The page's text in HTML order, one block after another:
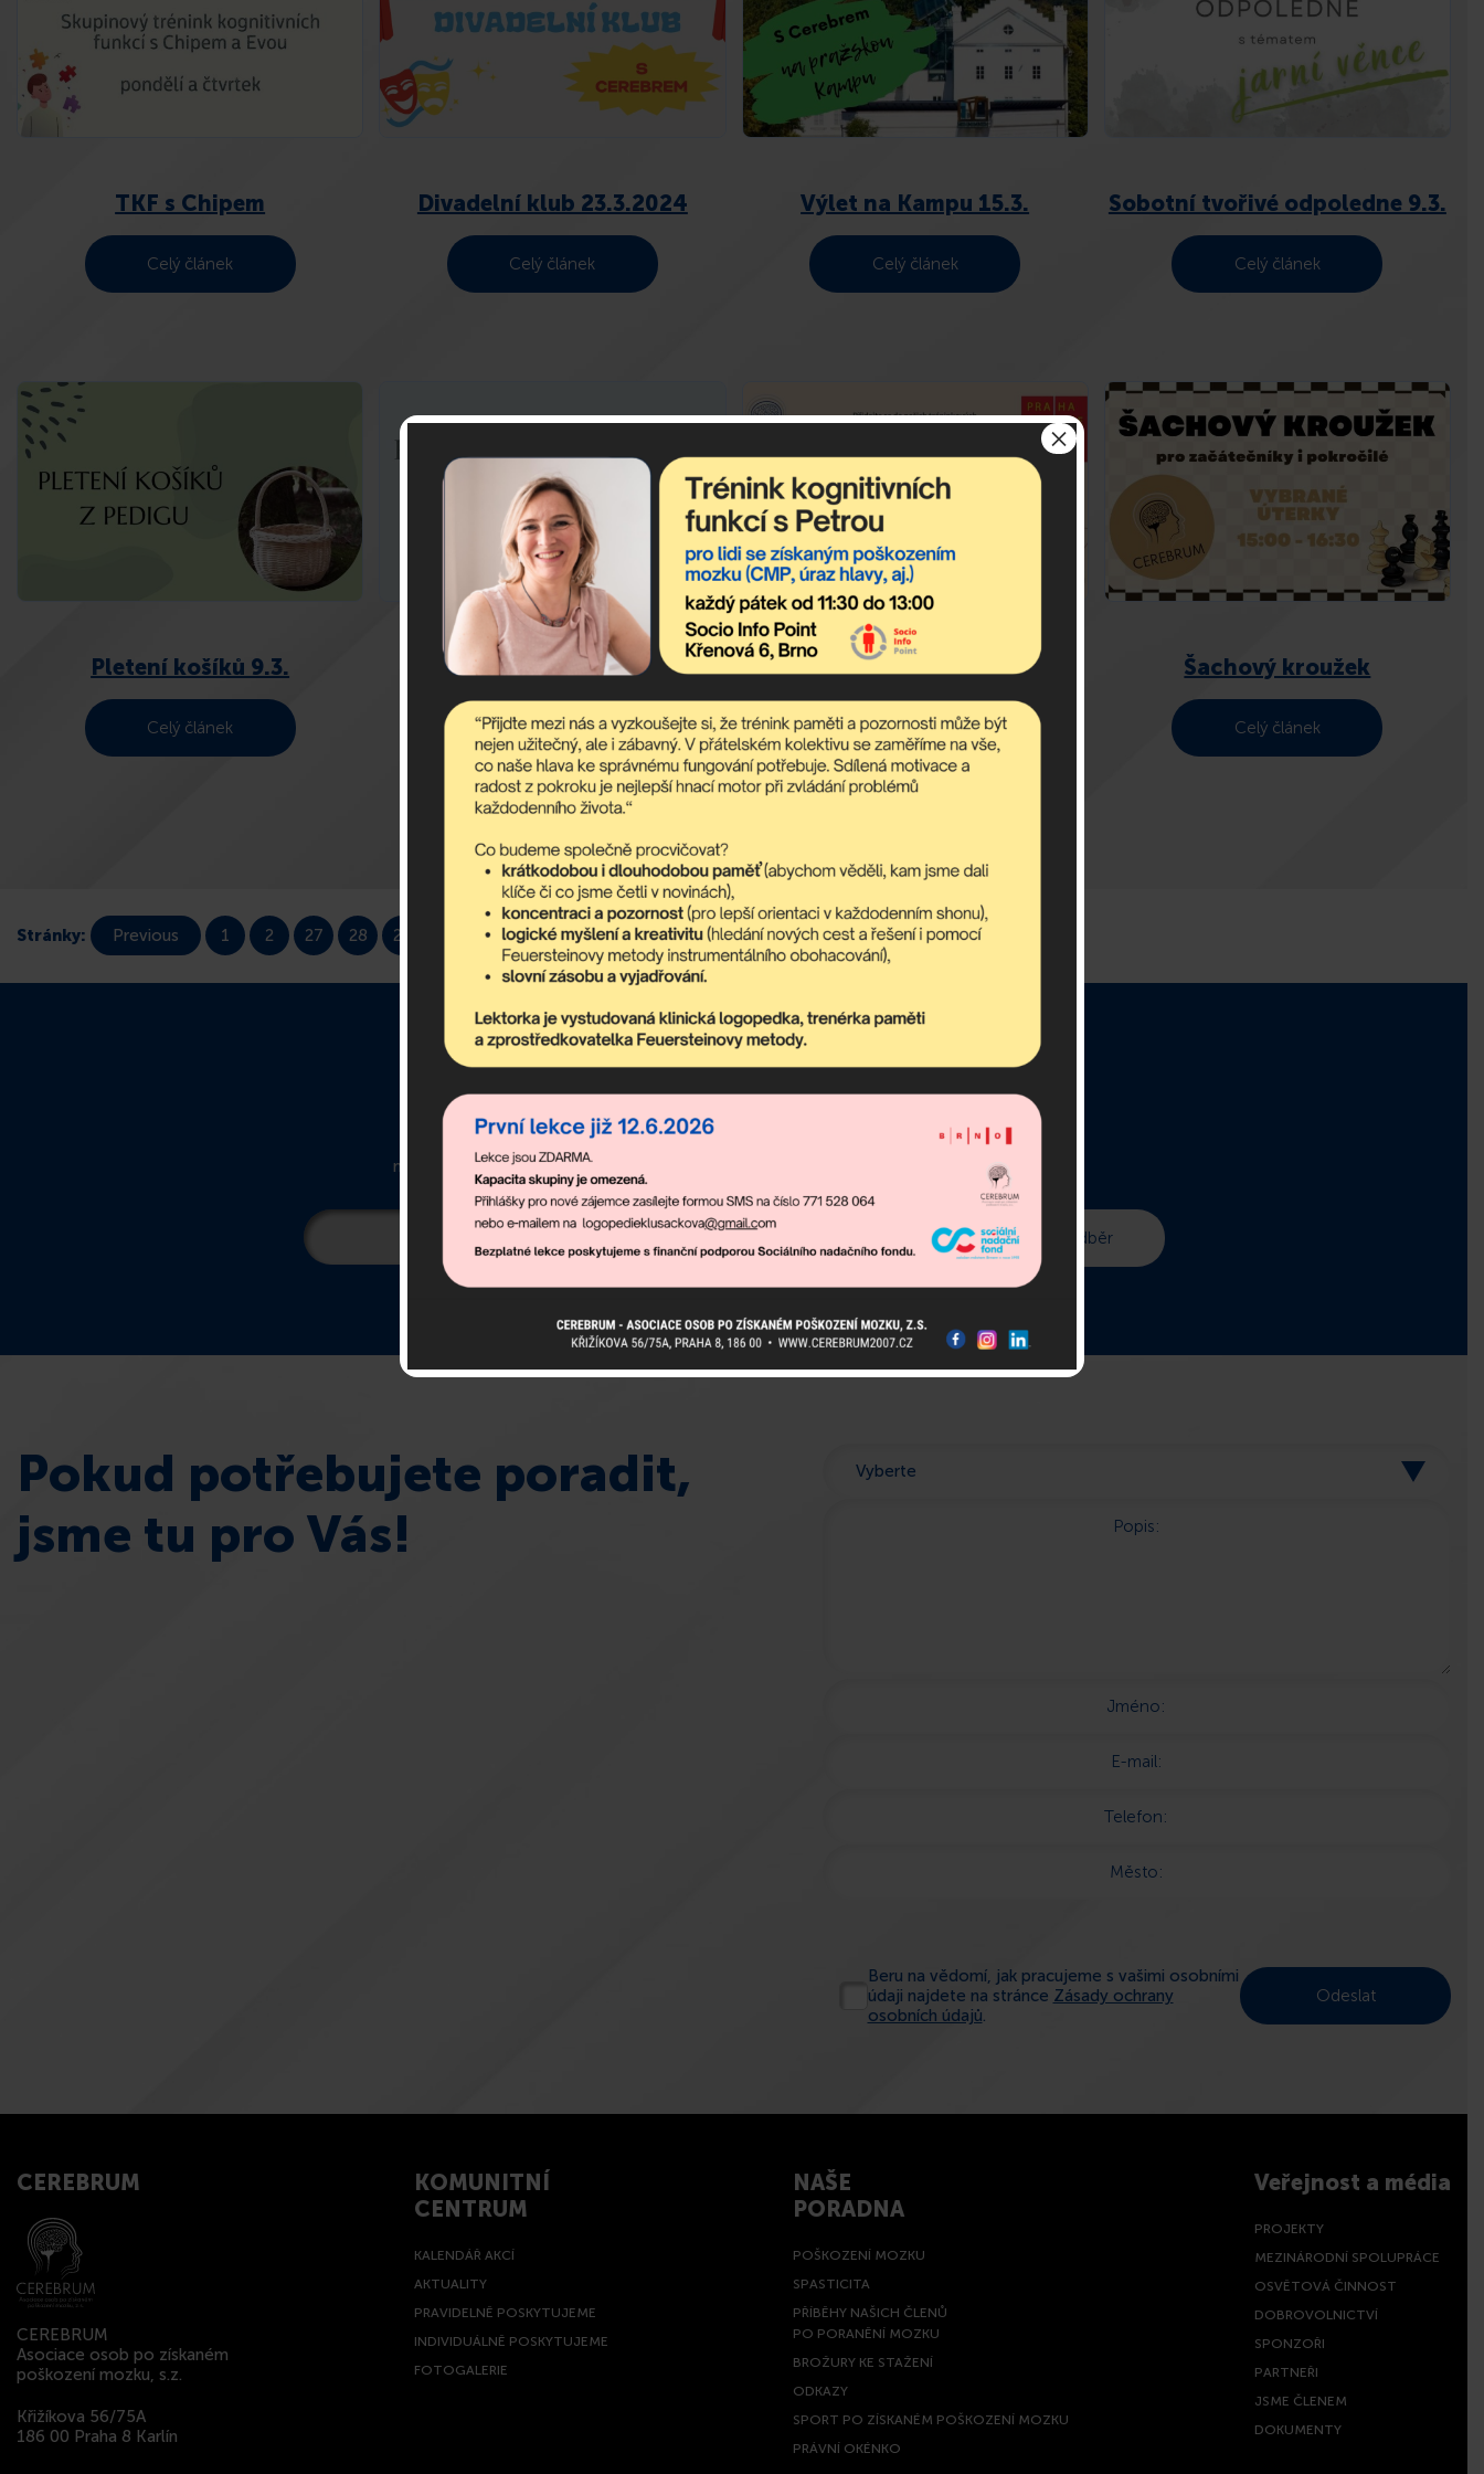
TKF s Chipem
Celý článek
Divadelní klub 23.3.2024
Celý článek
Výlet na Kampu 15.3.
Celý článek
Sobotní tvořivé odpoledne 9.3.
Celý článek
Pletení košíků 9.3.
Celý článek
Relaxace od 5.2.
Celý článek Celý článek
Šachový kroužek
Celý článek
Stránky: Previous 1 2 27 28 29 31 32 33 34 35 40 41 Next
Odebírejte newsletter!
newsletter obsahuje nejaktuálnější nadcházející akce komunitního centra a dění v asociaci.
Pokud potřebujete poradit,
jsme tu pro Vás!
Popis:
Jméno:
E-mail:
Telefon:
Město:
Beru na vědomí, jak pracujeme s vašimi osobními
údaji najdete na stránce Zásady ochrany
osobních údajů
CEREBRUM
CEREBRUM
Asociace osob po získaném
poškození mozku, s.z.
Křižíkova 56/75A
186 00 Praha 8 Karlín
KOMUNITNÍ
CENTRUM
KALENDÁŘ AKCÍ
AKTUALITY
PRAVIDELNĚ POSKYTUJEME
INDIVIDUÁLNĚ POSKYTUJEME
FOTOGALERIE
NAŠE
PORADNA
POŠKOZENÍ MOZKU
SPASTICITA
PŘÍBĚHY NAŠICH ČLENŮ
PO PORANĚNÍ MOZKU
BROŽURY KE STAŽENÍ
ODKAZY
SPORT PO ZÍSKANÉM POŠKOZENÍ MOZKU
PRÁVNÍ OKÉNKO
Veřejnost a média
PROJEKTY
MEZINÁRODNÍ SPOLUPRÁCE
OSVĚTOVÁ ČINNOST
DOBROVOLNICTVÍ
SPONZOŘI
PARTNEŘI
JSME ČLENEM
DOKUMENTY
×